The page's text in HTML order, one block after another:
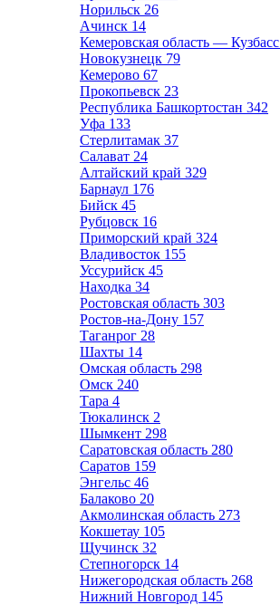
Норильск 26
Ачинск 14
Кемеровская область — Кузбасс
Новокузнецк 79
Кемерово 67
Прокопьевск 23
Республика Башкортостан 342
Уфа 133
Стерлитамак 37
Салават 24
Алтайский край 329
Барнаул 176
Бийск 45
Рубцовск 16
Приморский край 324
Владивосток 155
Уссурийск 45
Находка 34
Ростовская область 303
Ростов-на-Дону 157
Таганрог 28
Шахты 14
Омская область 298
Омск 240
Тара 4
Тюкалинск 2
Шымкент 298
Саратовская область 280
Саратов 159
Энгельс 46
Балаково 20
Акмолинская область 273
Кокшетау 105
Щучинск 32
Степногорск 14
Нижегородская область 268
Нижний Новгород 145